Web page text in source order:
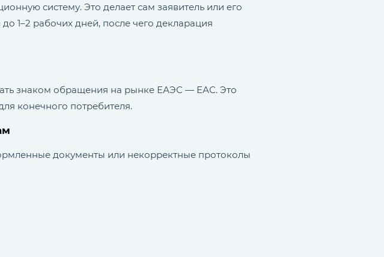
систему. Это делает сам заявитель или его
1–2 рабочих дней, после чего декларация
знаком обращения на рынке ЕАЭС — ЕАС. Это
конечного потребителя.
документы или некорректные протоколы